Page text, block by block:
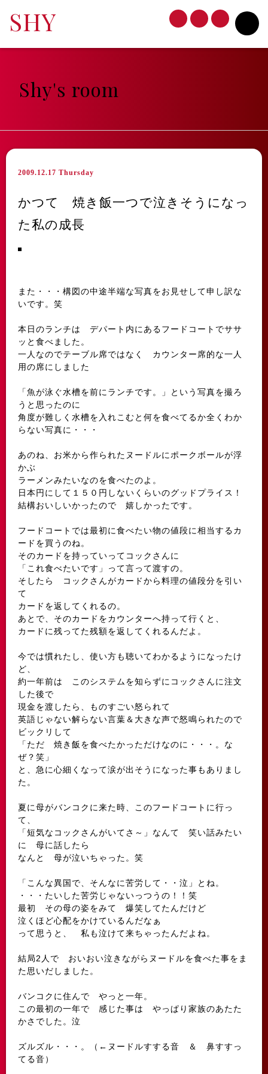
SHY
Shy's room
Discography
Mail
Shy's room
2009.12.17 Thursday
かつて 焼き飯一つで泣きそうになっ
た私の成長
また・・・構図の中途半端な写真をお見せして申し訳な
いです。笑
本日のランチは デパート内にあるフードコートでササ
ッと食べました。
一人なのでテーブル席ではなく カウンター席的な一人
用の席にしました
「魚が泳ぐ水槽を前にランチです。」という写真を撮ろ
うと思ったのに
角度が難しく水槽を入れこむと何を食べてるか全くわか
らない写真に・・・
あのね、お米から作られたヌードルにポークボールが浮
かぶ
ラーメンみたいなのを食べたのよ。
日本円にして１５０円しないくらいのグッドプライス！
結構おいしいかったので 嬉しかったです。
フードコートでは最初に食べたい物の値段に相当するカ
ードを買うのね。
そのカードを持っていってコックさんに
「これ食べたいです」って言って渡すの。
そしたら コックさんがカードから料理の値段分を引い
て
カードを返してくれるの。
あとで、そのカードをカウンターへ持って行くと、
カードに残ってた残額を返してくれるんだよ。
今では慣れたし、使い方も聴いてわかるようになったけ
ど、
約一年前は このシステムを知らずにコックさんに注文
した後で
現金を渡したら、ものすごい怒られて
英語じゃない解らない言葉＆大きな声で怒鳴られたので
ビックリして
「ただ 焼き飯を食べたかっただけなのに・・・。な
ぜ？笑」
と、急に心細くなって涙が出そうになった事もありまし
た。
夏に母がバンコクに来た時、このフードコートに行っ
て、
「短気なコックさんがいてさ～」なんて 笑い話みたい
に 母に話したら
なんと 母が泣いちゃった。笑
「こんな異国で、そんなに苦労して・・泣」とね。
・・・たいした苦労じゃないっつうの！！笑
最初 その母の姿をみて 爆笑してたんだけど
泣くほど心配をかけているんだなぁ
って思うと、 私も泣けて来ちゃったんだよね。
結局2人で おいおい泣きながらヌードルを食べた事をま
た思いだしました。
バンコクに住んで やっと一年。
この最初の一年で 感じた事は やっぱり家族のあたた
かさでした。泣
ズルズル・・・。（←ヌードルすする音 ＆ 鼻すすっ
てる音）